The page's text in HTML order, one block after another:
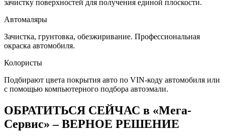
зачистку поверхностей для получения единой плоскости.
Автомаляры
Зачистка, грунтовка, обезжиривание. Профессиональная
окраска автомобиля.
Колористы
Подбирают цвета покрытия авто по VIN-коду автомобиля или
с помощью компьютерного подбора автоэмали.
ОБРАТИТЬСЯ СЕЙЧАС в «Мега-
Сервис» – ВЕРНОЕ РЕШЕНИЕ